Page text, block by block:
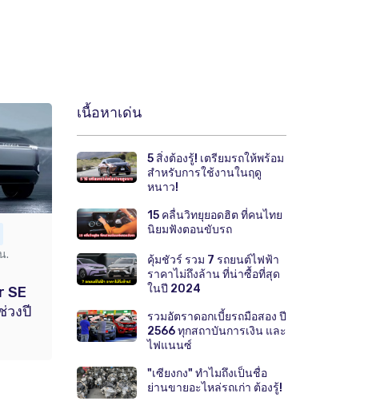
.
SE
วงปี
เนื้อหาเด่น
5 สิ่งต้องรู้! เตรียมรถให้พร้อม
สำหรับการใช้งานในฤดู
หนาว!
15 คลื่นวิทยุยอดฮิต ที่คนไทย
นิยมฟังตอนขับรถ
คุ้มชัวร์ รวม 7 รถยนต์ไฟฟ้า
ราคาไม่ถึงล้าน ที่น่าซื้อที่สุด
ในปี 2024
รวมอัตราดอกเบี้ยรถมือสอง ปี
2566 ทุกสถาบันการเงิน และ
ไฟแนนซ์
"เซียงกง" ทำไมถึงเป็นชื่อ
ย่านขายอะไหล่รถเก่า ต้องรู้!